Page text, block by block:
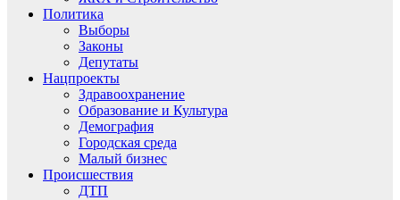
Политика
Выборы
Законы
Депутаты
Нацпроекты
Здравоохранение
Образование и Культура
Демография
Городская среда
Малый бизнес
Происшествия
ДТП